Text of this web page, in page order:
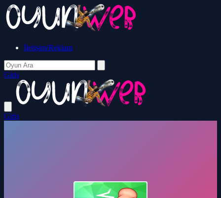
İletişim/Reklam
Giriş
Giriş